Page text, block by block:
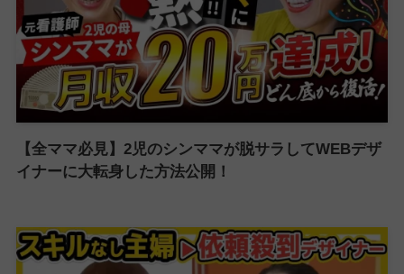
【全ママ必見】2児のシンママが脱サラしてWEBデザ
イナーに大転身した方法公開！